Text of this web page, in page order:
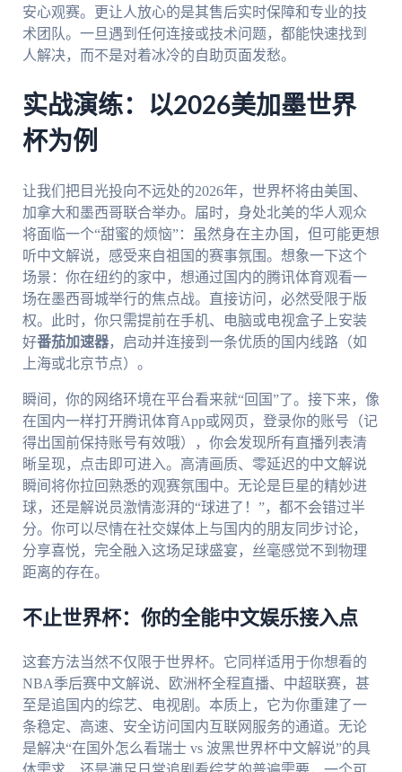
安心观赛。更让人放心的是其售后实时保障和专业的技
术团队。一旦遇到任何连接或技术问题，都能快速找到
人解决，而不是对着冰冷的自助页面发愁。
实战演练：以2026美加墨世界
杯为例
让我们把目光投向不远处的2026年，世界杯将由美国、
加拿大和墨西哥联合举办。届时，身处北美的华人观众
将面临一个“甜蜜的烦恼”：虽然身在主办国，但可能更想
听中文解说，感受来自祖国的赛事氛围。想象一下这个
场景：你在纽约的家中，想通过国内的腾讯体育观看一
场在墨西哥城举行的焦点战。直接访问，必然受限于版
权。此时，你只需提前在手机、电脑或电视盒子上安装
好番茄加速器，启动并连接到一条优质的国内线路（如
上海或北京节点）。
瞬间，你的网络环境在平台看来就“回国”了。接下来，像
在国内一样打开腾讯体育App或网页，登录你的账号（记
得出国前保持账号有效哦），你会发现所有直播列表清
晰呈现，点击即可进入。高清画质、零延迟的中文解说
瞬间将你拉回熟悉的观赛氛围中。无论是巨星的精妙进
球，还是解说员激情澎湃的“球进了！”，都不会错过半
分。你可以尽情在社交媒体上与国内的朋友同步讨论，
分享喜悦，完全融入这场足球盛宴，丝毫感觉不到物理
距离的存在。
不止世界杯：你的全能中文娱乐接入点
这套方法当然不仅限于世界杯。它同样适用于你想看的
NBA季后赛中文解说、欧洲杯全程直播、中超联赛，甚
至是追国内的综艺、电视剧。本质上，它为你重建了一
条稳定、高速、安全访问国内互联网服务的通道。无论
是解决“在国外怎么看瑞士 vs 波黑世界杯中文解说”的具